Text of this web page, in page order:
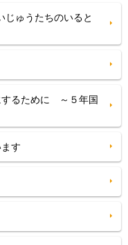
じゅうたちのいると
するために ～５年国
す